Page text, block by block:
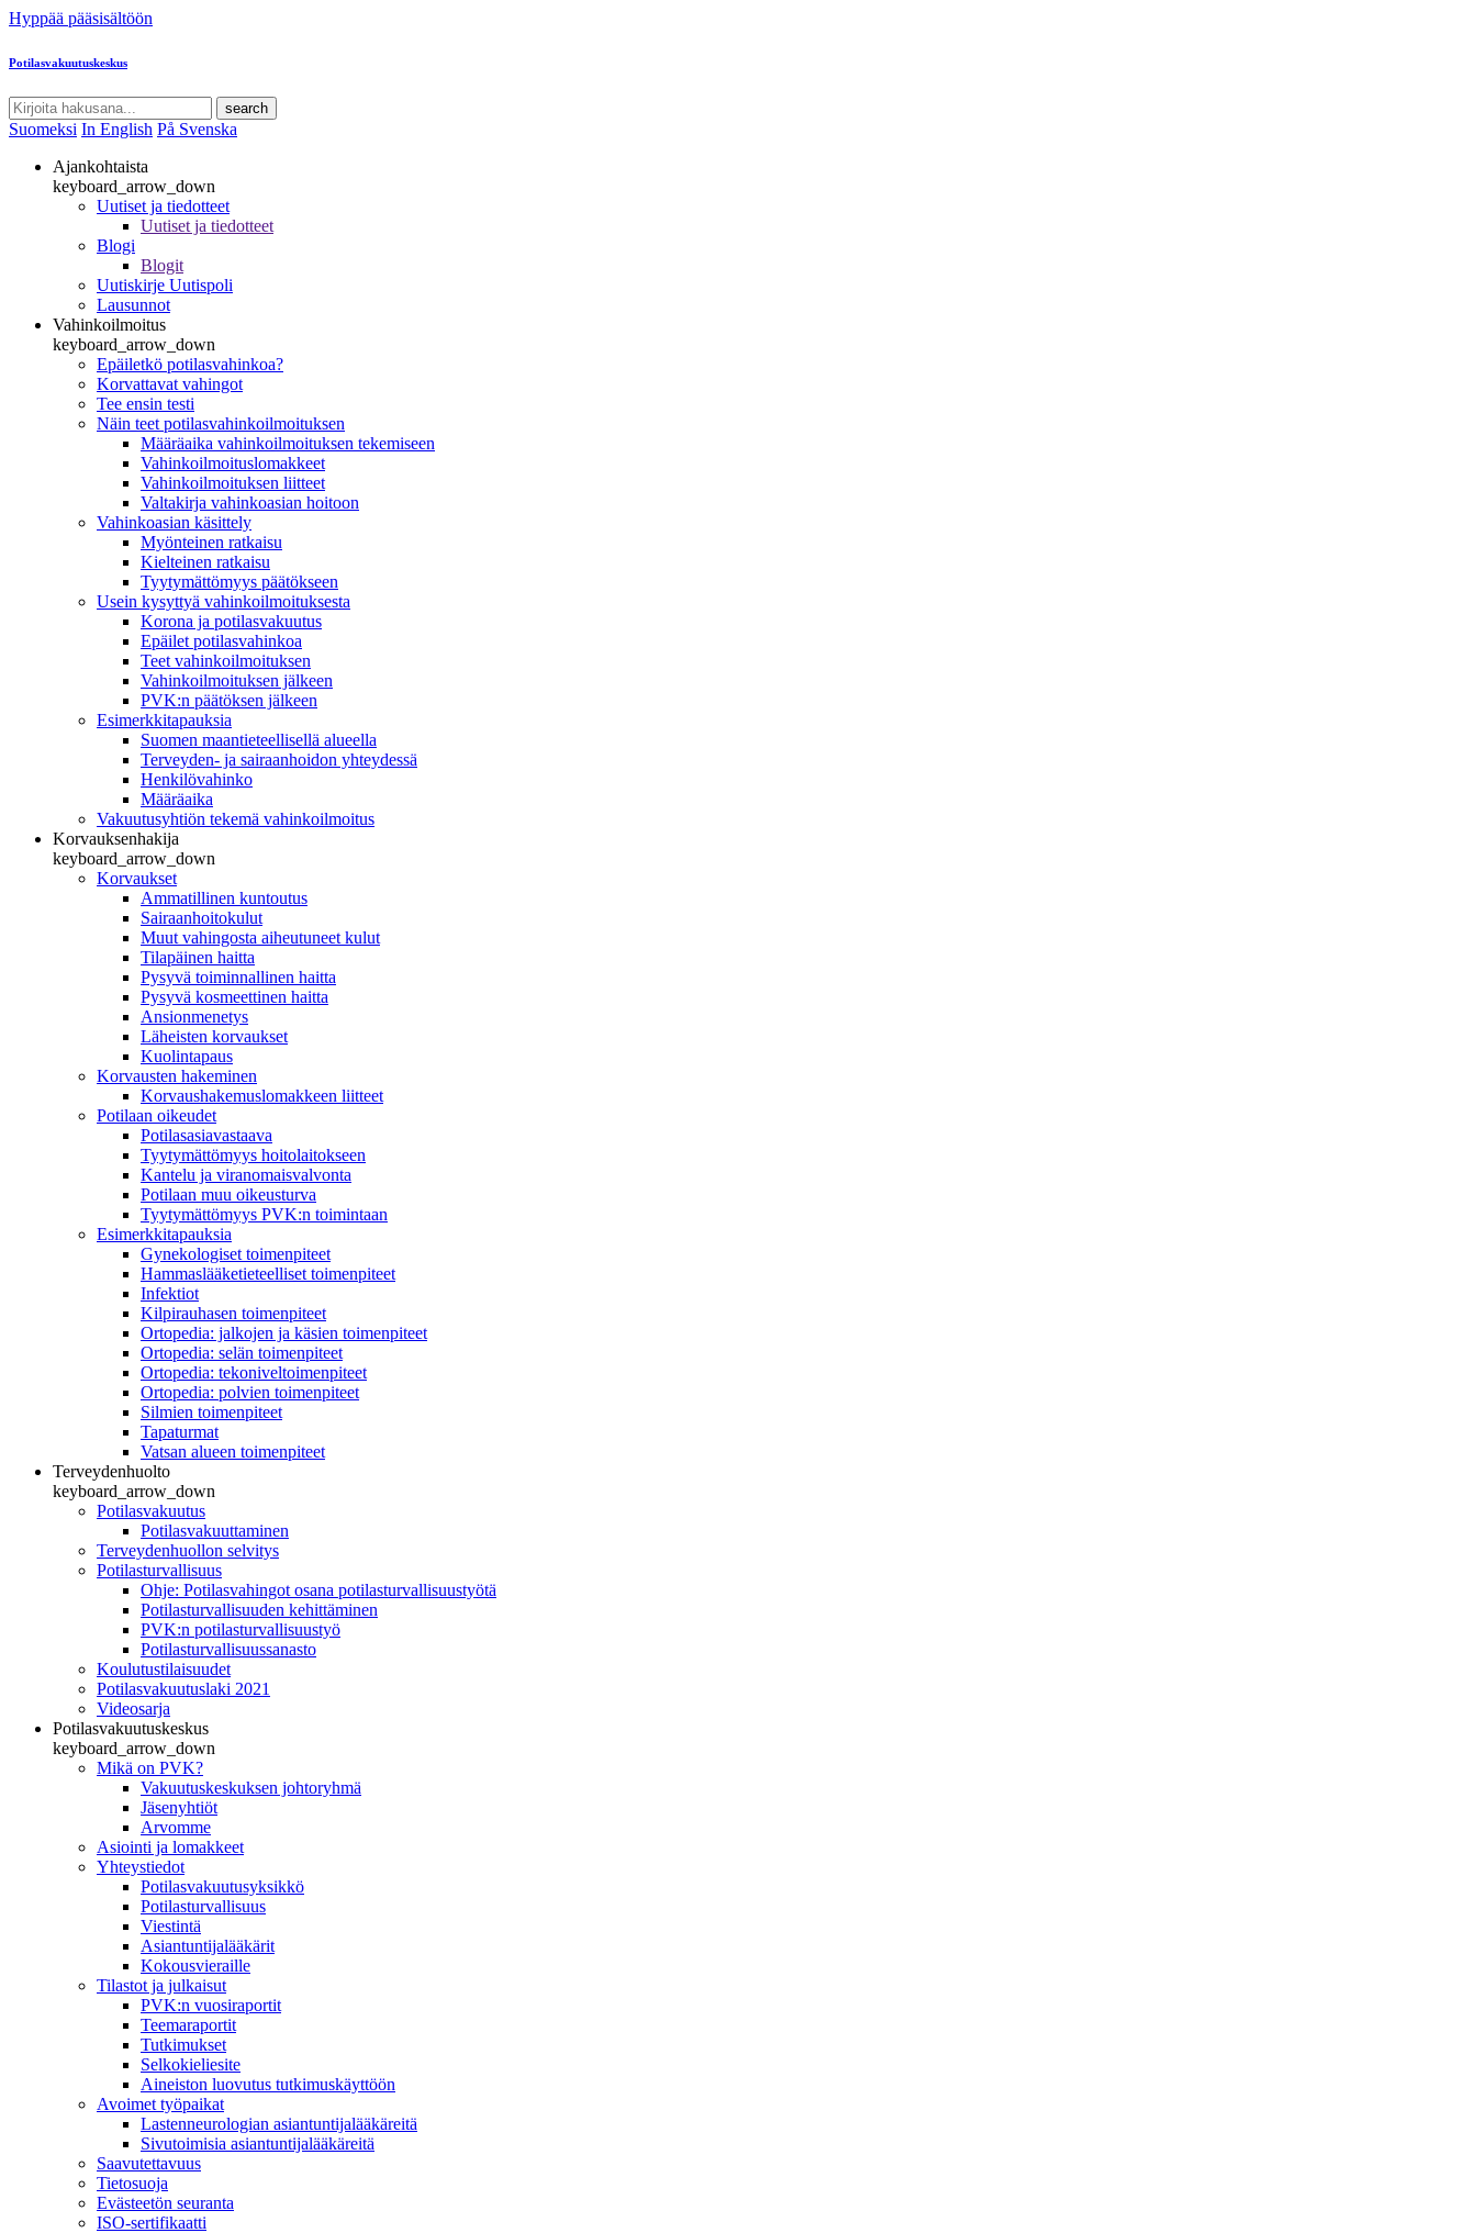
Hyppää pääsisältöön
Potilasvakuutuskeskus
search
Suomeksi In English På Svenska
Ajankohtaista
keyboard_arrow_down
Uutiset ja tiedotteet
Uutiset ja tiedotteet
Blogi
Blogit
Uutiskirje Uutispoli
Lausunnot
Vahinkoilmoitus
keyboard_arrow_down
Epäiletkö potilasvahinkoa?
Korvattavat vahingot
Tee ensin testi
Näin teet potilasvahinkoilmoituksen
Määräaika vahinkoilmoituksen tekemiseen
Vahinkoilmoituslomakkeet
Vahinkoilmoituksen liitteet
Valtakirja vahinkoasian hoitoon
Vahinkoasian käsittely
Myönteinen ratkaisu
Kielteinen ratkaisu
Tyytymättömyys päätökseen
Usein kysyttyä vahinkoilmoituksesta
Korona ja potilasvakuutus
Epäilet potilasvahinkoa
Teet vahinkoilmoituksen
Vahinkoilmoituksen jälkeen
PVK:n päätöksen jälkeen
Esimerkkitapauksia
Suomen maantieteellisellä alueella
Terveyden- ja sairaanhoidon yhteydessä
Henkilövahinko
Määräaika
Vakuutusyhtiön tekemä vahinkoilmoitus
Korvauksenhakija
keyboard_arrow_down
Korvaukset
Ammatillinen kuntoutus
Sairaanhoitokulut
Muut vahingosta aiheutuneet kulut
Tilapäinen haitta
Pysyvä toiminnallinen haitta
Pysyvä kosmeettinen haitta
Ansionmenetys
Läheisten korvaukset
Kuolintapaus
Korvausten hakeminen
Korvaushakemuslomakkeen liitteet
Potilaan oikeudet
Potilasasiavastaava
Tyytymättömyys hoitolaitokseen
Kantelu ja viranomaisvalvonta
Potilaan muu oikeusturva
Tyytymättömyys PVK:n toimintaan
Esimerkkitapauksia
Gynekologiset toimenpiteet
Hammaslääketieteelliset toimenpiteet
Infektiot
Kilpirauhasen toimenpiteet
Ortopedia: jalkojen ja käsien toimenpiteet
Ortopedia: selän toimenpiteet
Ortopedia: tekoniveltoimenpiteet
Ortopedia: polvien toimenpiteet
Silmien toimenpiteet
Tapaturmat
Vatsan alueen toimenpiteet
Terveydenhuolto
keyboard_arrow_down
Potilasvakuutus
Potilasvakuuttaminen
Terveydenhuollon selvitys
Potilasturvallisuus
Ohje: Potilasvahingot osana potilasturvallisuustyötä
Potilasturvallisuuden kehittäminen
PVK:n potilasturvallisuustyö
Potilasturvallisuussanasto
Koulutustilaisuudet
Potilasvakuutuslaki 2021
Videosarja
Potilasvakuutuskeskus
keyboard_arrow_down
Mikä on PVK?
Vakuutuskeskuksen johtoryhmä
Jäsenyhtiöt
Arvomme
Asiointi ja lomakkeet
Yhteystiedot
Potilasvakuutusyksikkö
Potilasturvallisuus
Viestintä
Asiantuntijalääkärit
Kokousvieraille
Tilastot ja julkaisut
PVK:n vuosiraportit
Teemaraportit
Tutkimukset
Selkokieliesite
Aineiston luovutus tutkimuskäyttöön
Avoimet työpaikat
Lastenneurologian asiantuntijalääkäreitä
Sivutoimisia asiantuntijalääkäreitä
Saavutettavuus
Tietosuoja
Evästeetön seuranta
ISO-sertifikaatti